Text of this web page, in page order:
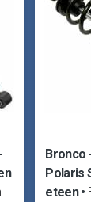
Bronco
Polaris
eteen